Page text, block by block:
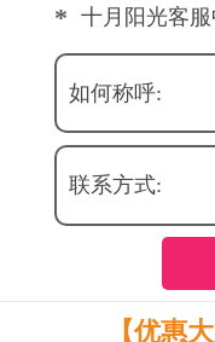
* 十月阳光客
如何称呼:
联系方式:
【优惠